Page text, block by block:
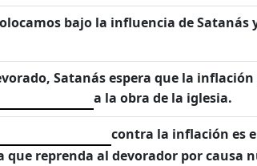
bajo la influencia de
Satanás espera que la
a la obra de la iglesia.
contra la inflación es
que reprenda al devorador por causa